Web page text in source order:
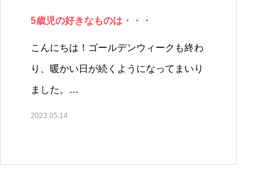
5歳児の好きなものは・・・
こんにちは！ゴールデンウィークも終わ
り、暖かい日が続くようになってまいり
ました。…
2023.05.14